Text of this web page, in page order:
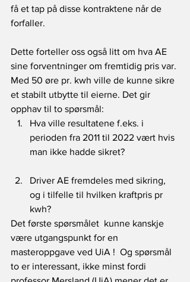
få et tap på disse kontraktene når de
forfaller.
Dette forteller oss også litt om hva AE
sine forventninger om fremtidig pris var.
Med 50 øre pr. kwh ville de kunne sikre
et stabilt utbytte til eierne. Det gir
opphav til to spørsmål:
Hva ville resultatene f.eks. i
perioden fra 2011 til 2022 vært hvis
man ikke hadde sikret?
Driver AE fremdeles med sikring,
og i tilfelle til hvilken kraftpris pr
kwh?
Det første spørsmålet  kunne kanskje
være utgangspunkt for en
masteroppgave ved UiA !  Og spørsmål
to er interessant, ikke minst fordi